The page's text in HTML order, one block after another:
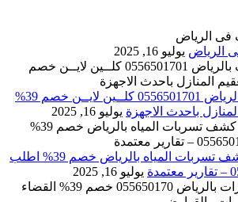
الرياض يوليو 16, 2025
شركة تنظيف بالرياض 0556501701 كلــين لايــن خصم 39%
باحدث الاجهزة يوليو 16, 2025
افضل شركة كشف تسربات المياه بالرياض خصم 39% اطلب
يوليو 16, 2025